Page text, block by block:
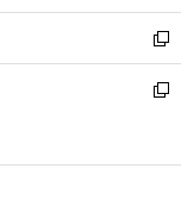
開
く
ウ
で
開
く
ン
ド
ウ
で
ウ
ィ
ン
ド
開
新
し
い
ン
新
ウ